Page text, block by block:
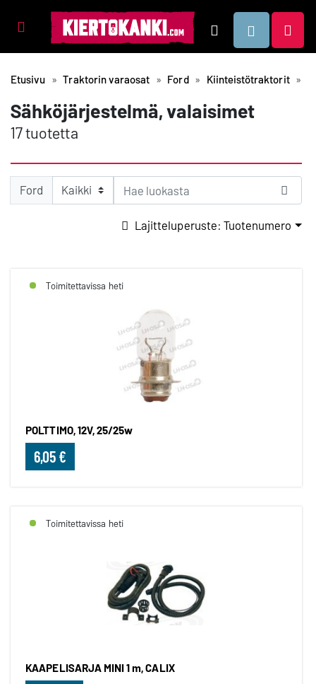
Tuotealueet Hae
Etusivu Traktorin varaosat Ford Kiinteistötraktorit
Sähköjärjestelmä, valaisimet
17 tuotetta
Ford
Lajitteluperuste: Tuotenumero
Toimitettavissa heti
POLTTIMO, 12V, 25/25w
6,05 €
Toimitettavissa heti
KAAPELISARJA MINI 1 m, CALIX